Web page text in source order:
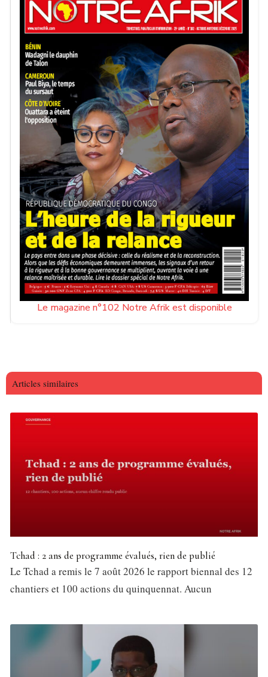
Le magazine n°102 Notre Afrik est disponible
Articles similaires
Tchad : 2 ans de programme évalués, rien de publié
Le Tchad a remis le 7 août 2026 le rapport biennal des 12
chantiers et 100 actions du quinquennat. Aucun